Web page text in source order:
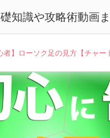
知識や攻略術動画
者】ローソク足の見方【チャー